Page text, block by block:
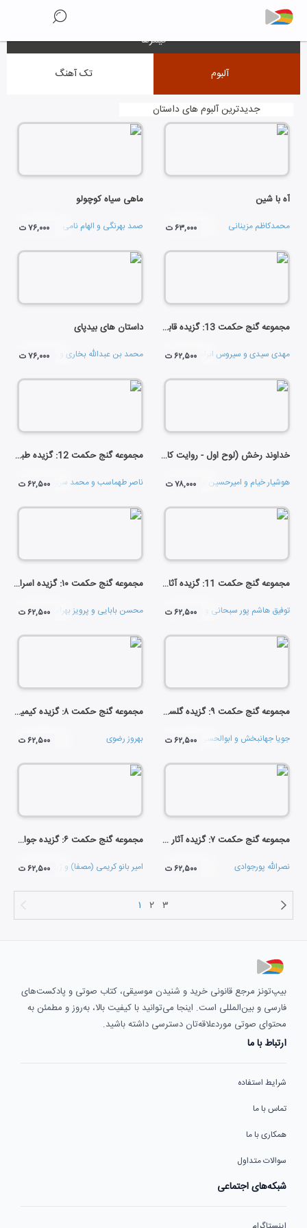
فیلترها
تک آهنگ آلبوم
جدیدترین آلبوم های داستان
آه با شین
محمدکاظم مزینانی ۶۳,۰۰۰ ت
ماهی سیاه کوچولو
صمد بهرنگی و الهام نامی ۷۶,۰۰۰ ت
مجموعه گنج حکمت 13: گزیده قابوسنامه ی عنصرالمعالی کیکاووس بن وشمگیر
مهدی سیدی و سیروس ابراهیم زاده
۶۲,۵۰۰ ت
داستان های بیدپای
محمد بن عبدالله بخاری و پرویز ناتل خانلری
۷۶,۰۰۰ ت
خداوند رخش (لوح اول - روایت کامل)
هوشیار خیام و امیرحسین ماحوزی
۷۸,۰۰۰ ت
مجموعه گنج حکمت 12: گزیده طبقات الصوفیه خواجه عبدالله انصاری
ناصر طهماسب و محمد سرور مولایی
۶۲,۵۰۰ ت
مجموعه گنج حکمت 11: گزیده آثار متثور مولانا
توفیق هاشم پور سبحانی بهروز رضوی
۶۲,۵۰۰ ت
مجموعه گنج حکمت ۱۰: گزیده اسرار التوحید محمد بن منور
محسن بابایی و پرویز بهرام ۶۲,۵۰۰ ت
مجموعه گنج حکمت ۹: گزیده گلستان سعدی
جویا جهانبخش و ابوالحسن تهامی
۶۲,۵۰۰ ت
مجموعه گنج حکمت ۸: گزیده کیمیای سعادت امام محمد غزالی
بهروز رضوی ۶۲,۵۰۰ ت
مجموعه گنج حکمت ۷: گزیده آثار پارسی احمد غزالی
نصرالله پورجوادی ۶۲,۵۰۰ ت
مجموعه گنج حکمت ۶: گزیده جوامع الحکایات محمد عوفی
امیر بانو کریمی (مصفا) و ژرژ پطرسی
۶۲,۵۰۰ ت
۱ ۲ ۳
بیپ‌تونز مرجع قانونی خرید و شنیدن موسیقی، کتاب صوتی و پادکست‌های
فارسی و بین‌المللی است. اینجا می‌توانید با کیفیت بالا، به‌روز و مطمئن به
محتوای صوتی موردعلاقه‌تان دسترسی داشته باشید.
ارتباط با ما
شرایط استفاده
تماس با ما
همکاری با ما
سوالات متداول
شبکه‌های اجتماعی